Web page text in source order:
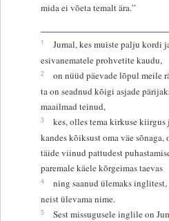
mida ei võeta temalt ära.”
1
Jumal, kes muiste palju kordi
esivanematele prohvetite kaudu,
2
on nüüd päevade lõpul meile
ta on seadnud kõigi asjade
maailmad teinud,
3
kes, olles tema kirkuse
kandes kõiksust oma väe sõnaga,
täide viinud pattudest
paremale käele kõrgeimas taevas
4
ning saanud ülemaks
neist ülevama nime.
5
Sest missugusele inglile on